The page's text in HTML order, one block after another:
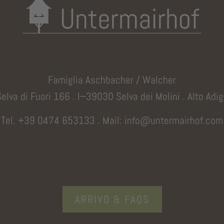
Famiglia Aschbacher / Walcher
di Fuori 166 . I−39030 Selva dei Molini . Alto
Tel. +39 0474 653133 . Mail: info@untermairhof.com
ARRIVO & FAQS